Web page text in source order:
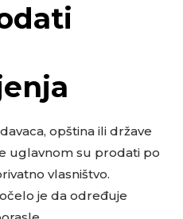
opština ili države
uglavnom su prodati po
vlasništvo.
je da određuje